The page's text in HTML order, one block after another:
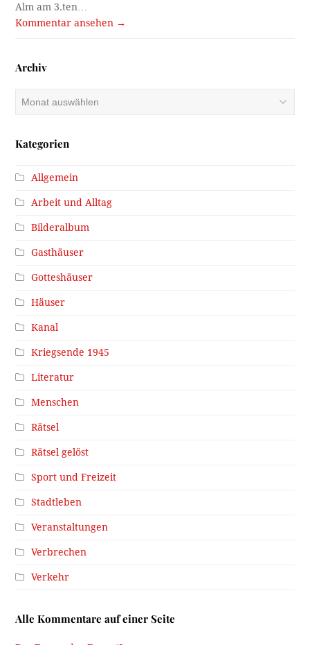
Alm am 3.ten…
Kommentar ansehen →
Archiv
Kategorien
Allgemein
Arbeit und Alltag
Bilderalbum
Gasthäuser
Gotteshäuser
Häuser
Kanal
Kriegsende 1945
Literatur
Menschen
Rätsel
Rätsel gelöst
Sport und Freizeit
Stadtleben
Veranstaltungen
Verbrechen
Verkehr
Alle Kommentare auf einer Seite